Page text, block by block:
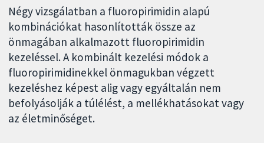
Négy vizsgálatban a fluoropirimidin alapú
kombinációkat hasonlították össze az
önmagában alkalmazott fluoropirimidin
kezeléssel. A kombinált kezelési módok a
fluoropirimidinekkel önmagukban végzett
kezeléshez képest alig vagy egyáltalán nem
befolyásolják a túlélést, a mellékhatásokat vagy
az életminőséget.